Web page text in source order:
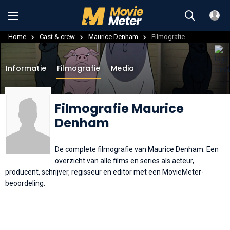
Home Cast & crew Maurice Denham Filmografie
Filmografie Maurice
Denham
Informatie Filmografie Media
De complete filmografie van Maurice Denham. Een
overzicht van alle films en series als acteur,
producent, schrijver, regisseur en editor met een MovieMeter-
beoordeling.